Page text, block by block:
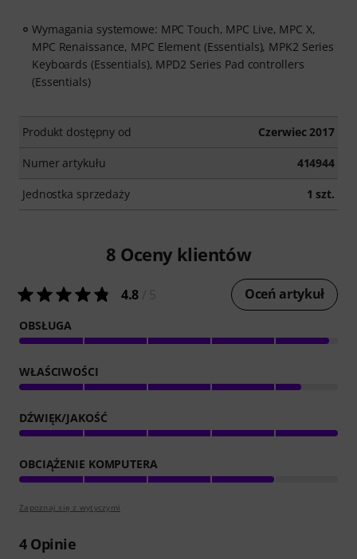
Wymagania systemowe: MPC Touch, MPC Live, MPC X,
MPC Renaissance, MPC Element (Essentials), MPK2 Series
Keyboards (Essentials), MPD2 Series Pad controllers
(Essentials)
Produkt dostępny od Czerwiec 2017
Numer artykułu 414944
Jednostka sprzedaży 1 szt.
8 Oceny klientów
4.8 Oceń artykuł
OBSŁUGA
WŁAŚCIWOŚCI
DŹWIĘK/JAKOŚĆ
OBCIĄŻENIE KOMPUTERA
Zapoznaj się z wytyczymi
4Opinie